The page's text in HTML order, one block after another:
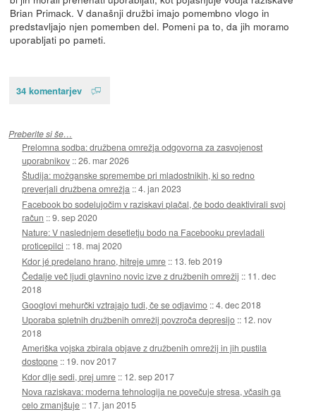
Brian Primack. V današnji družbi imajo pomembno vlogo in
predstavljajo njen pomemben del. Pomeni pa to, da jih moramo
uporabljati po pameti.
34 komentarjev
Preberite si še…
Prelomna sodba: družbena omrežja odgovorna za zasvojenost
uporabnikov ::26. mar 2026
Študija: možganske spremembe pri mladostnikih, ki so redno
preverjali družbena omrežja ::4. jan 2023
Facebook bo sodelujočim v raziskavi plačal, če bodo deaktivirali svoj
račun ::9. sep 2020
Nature: V naslednjem desetletju bodo na Facebooku prevladali
proticepilci :: 18. maj 2020
Kdor jé predelano hrano, hitreje umre :: 13. feb 2019
Čedalje več ljudi glavnino novic izve z družbenih omrežij :: 11. dec
2018
Googlovi mehurčki vztrajajo tudi, če se odjavimo ::4. dec 2018
Uporaba spletnih družbenih omrežij povzroča depresijo :: 12. nov
2018
Ameriška vojska zbirala objave z družbenih omrežij in jih pustila
dostopne :: 19. nov 2017
Kdor dlje sedi, prej umre :: 12. sep 2017
Nova raziskava: moderna tehnologija ne povečuje stresa, včasih ga
celo zmanjšuje :: 17. jan 2015